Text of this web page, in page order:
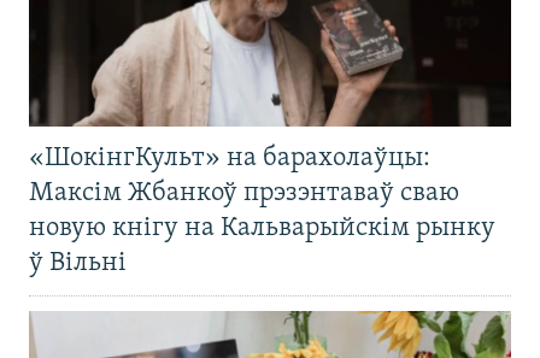
«ШокінгКульт» на барахолаўцы:
Максім Жбанкоў прэзэнтаваў сваю
новую кнігу на Кальварыйскім рынку
ў Вільні